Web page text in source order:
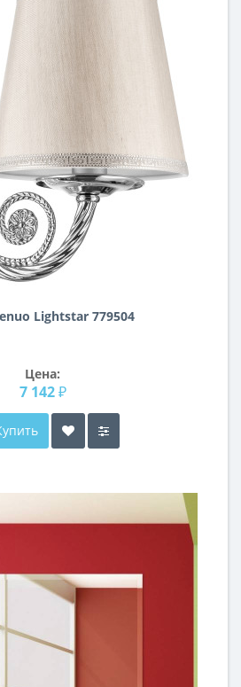
Lightstar 779504
Цена:
7 142 ₽